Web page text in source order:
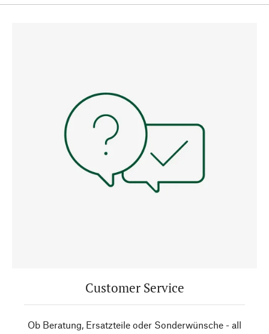
Customer Service
Ob Beratung, Ersatzteile oder Sonderwünsche - all